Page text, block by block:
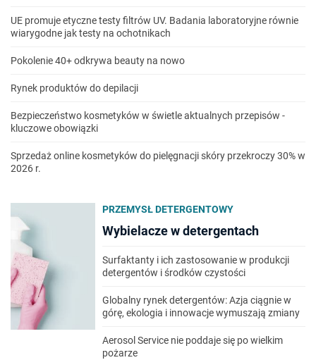
UE promuje etyczne testy filtrów UV. Badania laboratoryjne równie
wiarygodne jak testy na ochotnikach
Pokolenie 40+ odkrywa beauty na nowo
Rynek produktów do depilacji
Bezpieczeństwo kosmetyków w świetle aktualnych przepisów -
kluczowe obowiązki
Sprzedaż online kosmetyków do pielęgnacji skóry przekroczy 30% w
2026 r.
PRZEMYSŁ DETERGENTOWY
Wybielacze w detergentach
Surfaktanty i ich zastosowanie w produkcji
detergentów i środków czystości
Globalny rynek detergentów: Azja ciągnie w
górę, ekologia i innowacje wymuszają zmiany
Aerosol Service nie poddaje się po wielkim
pożarze